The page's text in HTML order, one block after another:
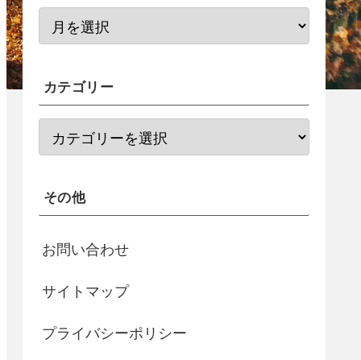
カテゴリー
その他
お問い合わせ
サイトマップ
プライバシーポリシー